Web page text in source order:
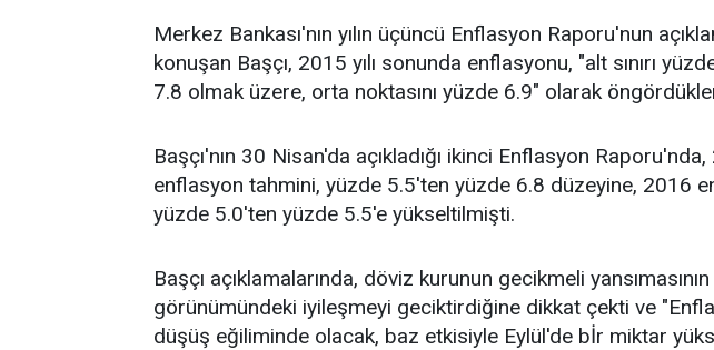
Merkez Bankası'nın yılın üçüncü Enflasyon Raporu'nun
konuşan Başçı, 2015 yılı sonunda enflasyonu, "alt sınırı
7.8 olmak üzere, orta noktasını yüzde 6.9" olarak
Başçı'nın 30 Nisan'da açıkladığı ikinci Enflasyon Raporu'nda,
enflasyon tahmini, yüzde 5.5'ten yüzde 6.8 düzeyine, 2016
yüzde 5.0'ten yüzde 5.5'e yükseltilmişti.
Başçı açıklamalarında, döviz kurunun gecikmeli
görünümündeki iyileşmeyi geciktirdiğine dikkat çekti ve
düşüş eğiliminde olacak, baz etkisiyle Eylül'de bİr miktar